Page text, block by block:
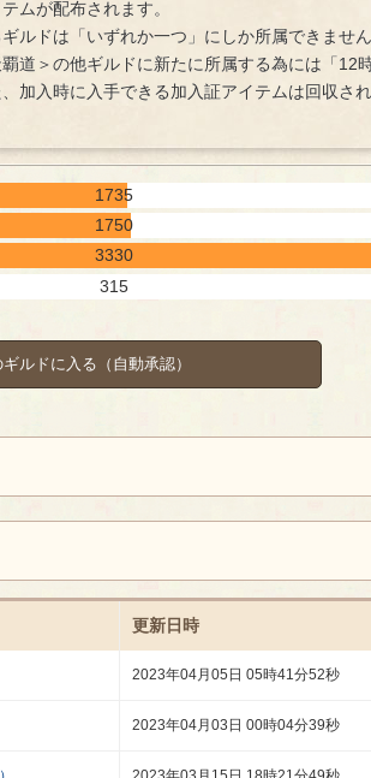
ムが配布されます。
ルドは「いずれか一つ」にしか所属できません
道＞の他ギルドに新たに所属する為には「12
加入時に入手できる加入証アイテムは回収され
1735
1750
3330
315
ギルドに入る（自動承認）
更新日時
2023年04月05日 05時41分52秒
2023年04月03日 00時04分39秒